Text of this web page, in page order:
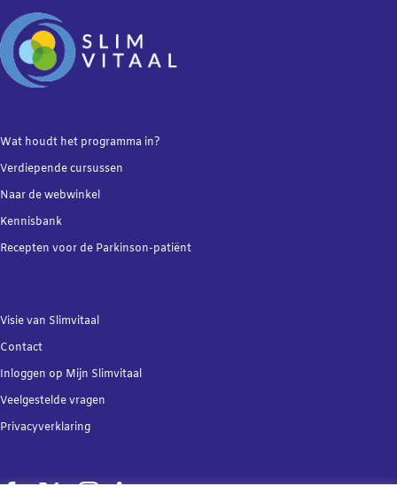
Wat houdt het programma in?
Verdiependecursussen
Naar de webwinkel
Kennisbank
Recepten voor de Parkinson-patiënt
Visie van Slimvitaal
Contact
Inloggen op Mijn Slimvitaal
Veelgestelde vragen
Privacyverklaring